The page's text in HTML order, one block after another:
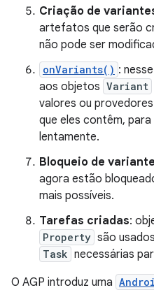
Criação de
artefatos que serão
não pode ser
onVariants() :
aos objetos Variant
valores ou
que eles contêm,
lentamente.
Bloqueio de
agora estão
mais possíveis.
Tarefas criadas:
Property são
Task necessárias
O AGP introduz uma